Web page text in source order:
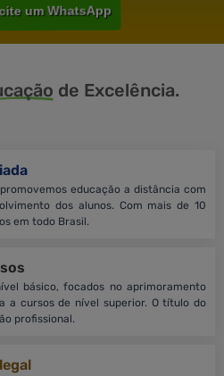
um WhatsApp
de Excelência.
educação a distância com
dos alunos. Com mais de 10
em todo Brasil.
básico, focados no aprimoramento
a cursos de nível superior. O título do
profissional.